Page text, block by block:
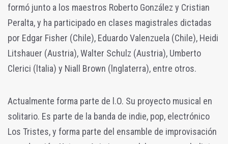
formó junto a los maestros Roberto González y Cristian
Peralta, y ha participado en clases magistrales dictadas
por Edgar Fisher (Chile), Eduardo Valenzuela (Chile), Heidi
Litshauer (Austria), Walter Schulz (Austria), Umberto
Clerici (ltalia) y Niall Brown (lnglaterra), entre otros.
Actualmente forma parte de l.O. Su proyecto musical en
solitario. Es parte de la banda de indie, pop, electrónico
Los Tristes, y forma parte del ensamble de improvisación